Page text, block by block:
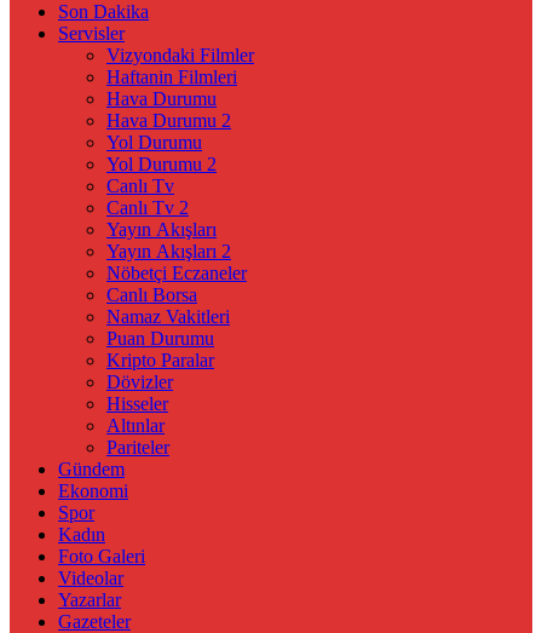
Son Dakika
Servisler
Vizyondaki Filmler
Haftanin Filmleri
Hava Durumu
Hava Durumu 2
Yol Durumu
Yol Durumu 2
Canlı Tv
Canlı Tv 2
Yayın Akışları
Yayın Akışları 2
Nöbetçi Eczaneler
Canlı Borsa
Namaz Vakitleri
Puan Durumu
Kripto Paralar
Dövizler
Hisseler
Altınlar
Pariteler
Gündem
Ekonomi
Spor
Kadın
Foto Galeri
Videolar
Yazarlar
Gazeteler